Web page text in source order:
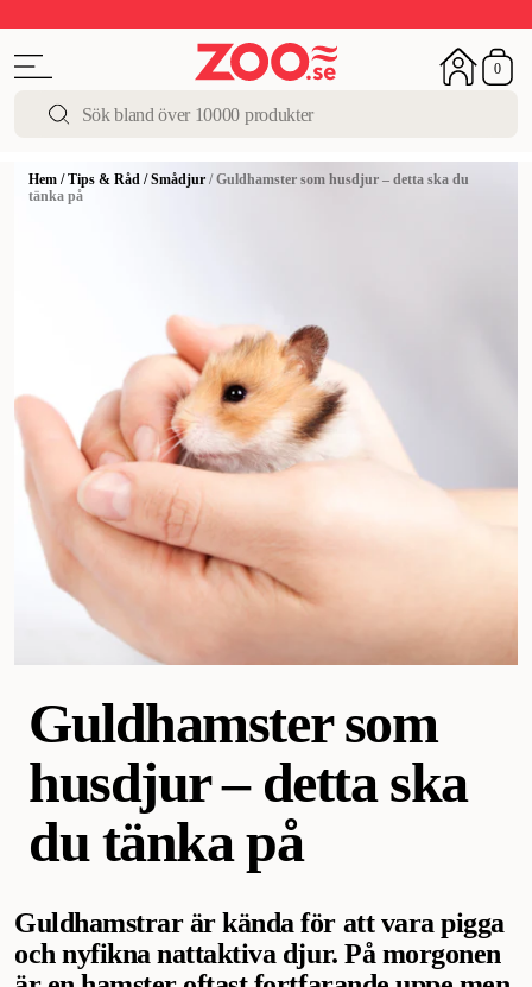
0
Hem /Tips & Råd /Smådjur /Guldhamster som husdjur – detta ska du
tänka på
Guldhamster som
husdjur – detta ska
du tänka på
Guldhamstrar är kända för att vara pigga
och nyfikna nattaktiva djur. På morgonen